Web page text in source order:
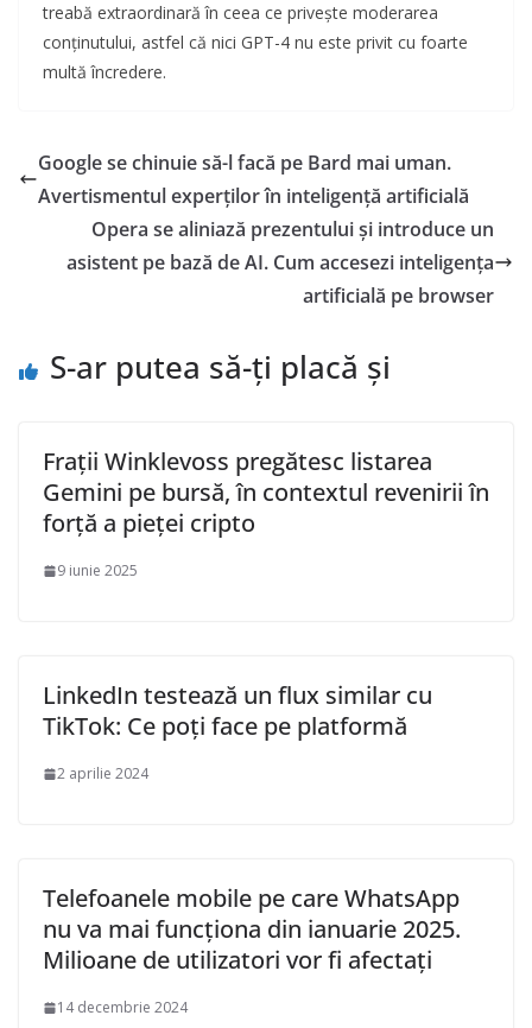
treabă extraordinară în ceea ce privește moderarea
conținutului, astfel că nici GPT-4 nu este privit cu foarte
multă încredere.
Google se chinuie să-l facă pe Bard mai uman.
Avertismentul experților în inteligență artificială
Opera se aliniază prezentului și introduce un
asistent pe bază de AI. Cum accesezi inteligența
artificială pe browser
S-ar putea să-ți placă și
Frații Winklevoss pregătesc listarea
Gemini pe bursă, în contextul revenirii în
forță a pieței cripto
9 iunie 2025
LinkedIn testează un flux similar cu
TikTok: Ce poți face pe platformă
2 aprilie 2024
Telefoanele mobile pe care WhatsApp
nu va mai funcționa din ianuarie 2025.
Milioane de utilizatori vor fi afectați
14 decembrie 2024